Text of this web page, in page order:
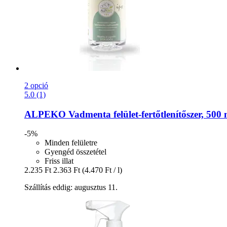
2 opció
5.0 (1)
ALPEKO Vadmenta felület-​fertőtlenítőszer, 500
-5%
Minden felületre
Gyengéd összetétel
Friss illat
2.235 Ft 2.363 Ft (4.470 Ft / l)
Szállítás eddig: augusztus 11.